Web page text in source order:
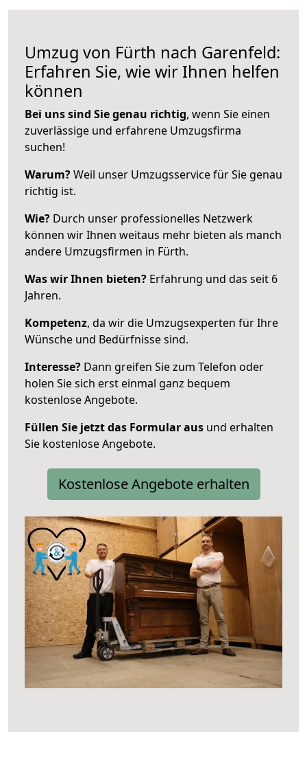
Umzug von Fürth nach Garenfeld:
Erfahren Sie, wie wir Ihnen helfen
können
Bei uns sind Sie genau richtig, wenn Sie einen
zuverlässige und erfahrene Umzugsfirma
suchen!
Warum?Weil unser Umzugsservice für Sie genau
richtig ist.
Wie? Durch unser professionelles Netzwerk
können wir Ihnen weitaus mehr bieten als manch
andere Umzugsfirmen in Fürth.
Was wir Ihnen bieten? Erfahrung und das seit 6
Jahren.
Kompetenz, da wir die Umzugsexperten für Ihre
Wünsche und Bedürfnisse sind.
Interesse? Dann greifen Sie zum Telefon oder
holen Sie sich erst einmal ganz bequem
kostenlose Angebote.
Füllen Sie jetzt das Formular aus und erhalten
Sie kostenlose Angebote.
Kostenlose Angebote erhalten